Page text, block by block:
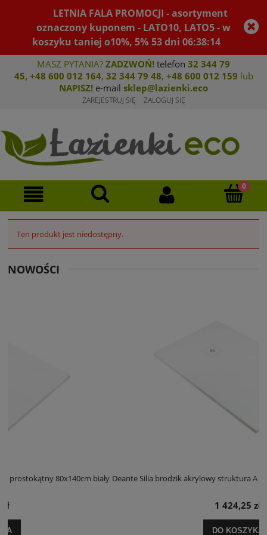
LETNIA FALA PROMOCJI - asortyment
oznaczony kuponem - LATO10, LATO5 - w
koszyku taniej o10%, 5% 53dni06:38:14
MASZ PYTANIA? ZADZWOŃ! telefon 32 344 79
45, +48 600 012 164, 32 344 79 48, +48 600 012 159 lub
NAPISZ! e-mail sklep@lazienki.eco
ZAREJESTRUJ SIĘ ZALOGUJ SIĘ
Ten produkt jest niedostępny.
NOWOŚCI
Deante Silia brodzik akrylowy struktura A prostokątny 100x120cm